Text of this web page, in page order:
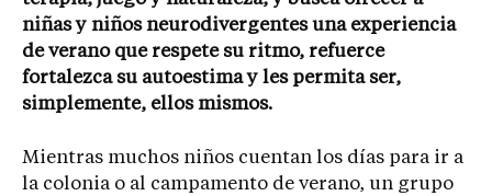
niñas y niños neurodivergentes una experiencia
de verano que respete su ritmo, refuerce
fortalezca su autoestima y les permita ser,
simplemente, ellos mismos.
Mientras muchos niños cuentan los días para ir a
la colonia o al campamento de verano, un grupo